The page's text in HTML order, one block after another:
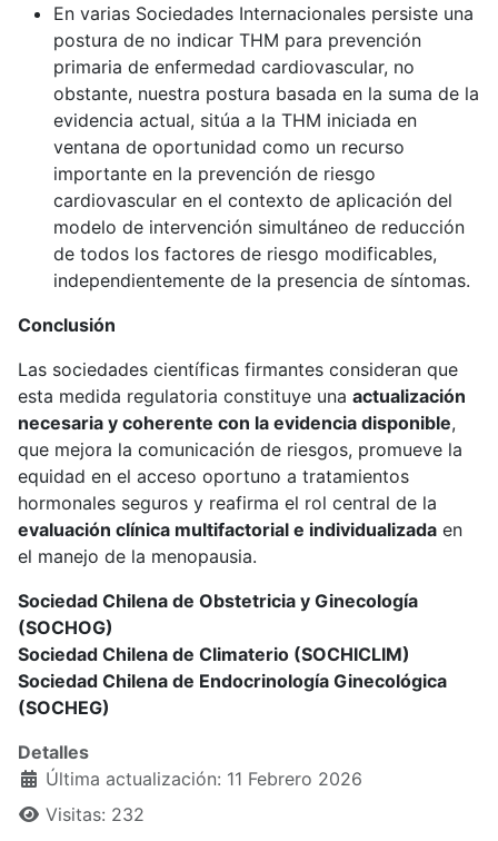
En varias Sociedades Internacionales persiste una
postura de no indicar THM para prevención
primaria de enfermedad cardiovascular, no
obstante, nuestra postura basada en la suma de la
evidencia actual, sitúa a la THM iniciada en
ventana de oportunidad como un recurso
importante en la prevención de riesgo
cardiovascular en el contexto de aplicación del
modelo de intervención simultáneo de reducción
de todos los factores de riesgo modificables,
independientemente de la presencia de síntomas.
Conclusión
Las sociedades científicas firmantes consideran que
esta medida regulatoria constituye una actualización
necesaria y coherente con la evidencia disponible,
que mejora la comunicación de riesgos, promueve la
equidad en el acceso oportuno a tratamientos
hormonales seguros y reafirma el rol central de la
evaluación clínica multifactorial e individualizada en
el manejo de la menopausia.
Sociedad Chilena de Obstetricia y Ginecología
(SOCHOG)
Sociedad Chilena de Climaterio (SOCHICLIM)
Sociedad Chilena de Endocrinología Ginecológica
(SOCHEG)
Detalles
Última actualización: 11 Febrero 2026
Visitas: 232